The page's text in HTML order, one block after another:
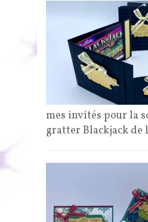
mes invités pour la
gratter Blackjack de